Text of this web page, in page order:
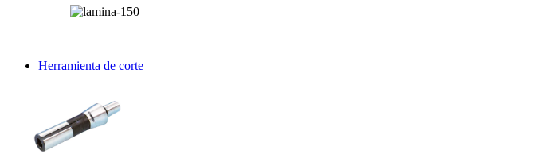
Herramienta de corte